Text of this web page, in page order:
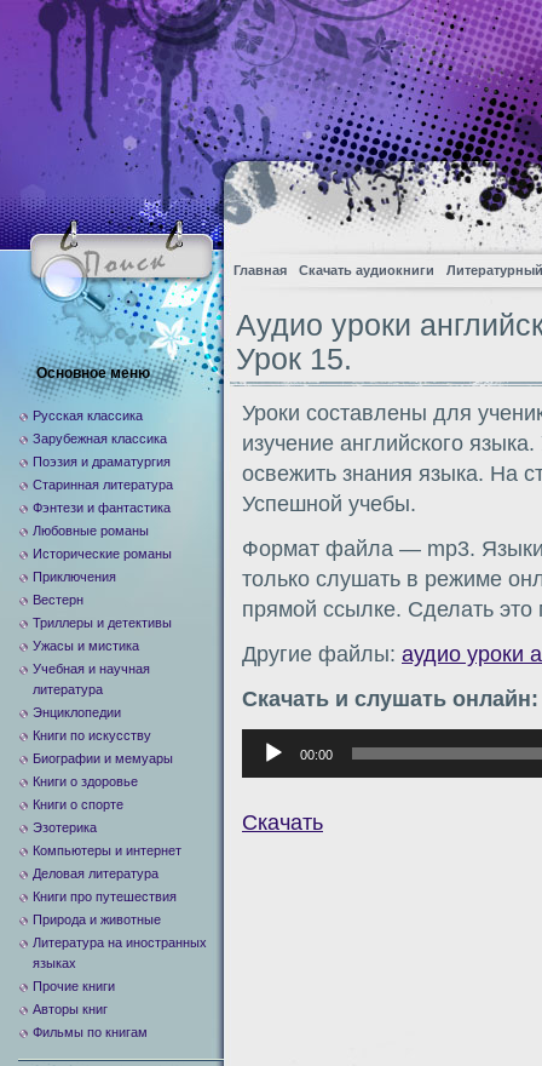
Главная Скачать аудиокниги
Аудио уроки
Урок 15.
Уроки составлены для
изучение английского
освежить знания языка. На
Успешной учебы.
Формат файла — mp3.
только слушать в режиме
прямой ссылке. Сделать
Другие файлы: аудио уроки
Скачать и слушать онлайн:
Аудиоплеер
00:00
Скачать
Основное меню
Русская классика
Зарубежная классика
Поэзия и драматургия
Старинная литература
Фэнтези и фантастика
Любовные романы
Исторические романы
Приключения
Вестерн
Триллеры и детективы
Ужасы и мистика
Учебная и научная
литература
Энциклопедии
Книги по искусству
Биографии и мемуары
Книги о здоровье
Книги о спорте
Эзотерика
Компьютеры и интернет
Деловая литература
Книги про путешествия
Природа и животные
Литература на иностранных
языках
Прочие книги
Авторы книг
Фильмы по книгам